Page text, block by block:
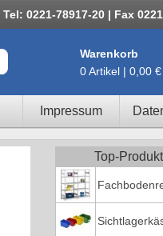
Tel: 0221-78917-20 | Fax
Warenkorb
0 Artikel | 0,00 €
Impressum
Top-